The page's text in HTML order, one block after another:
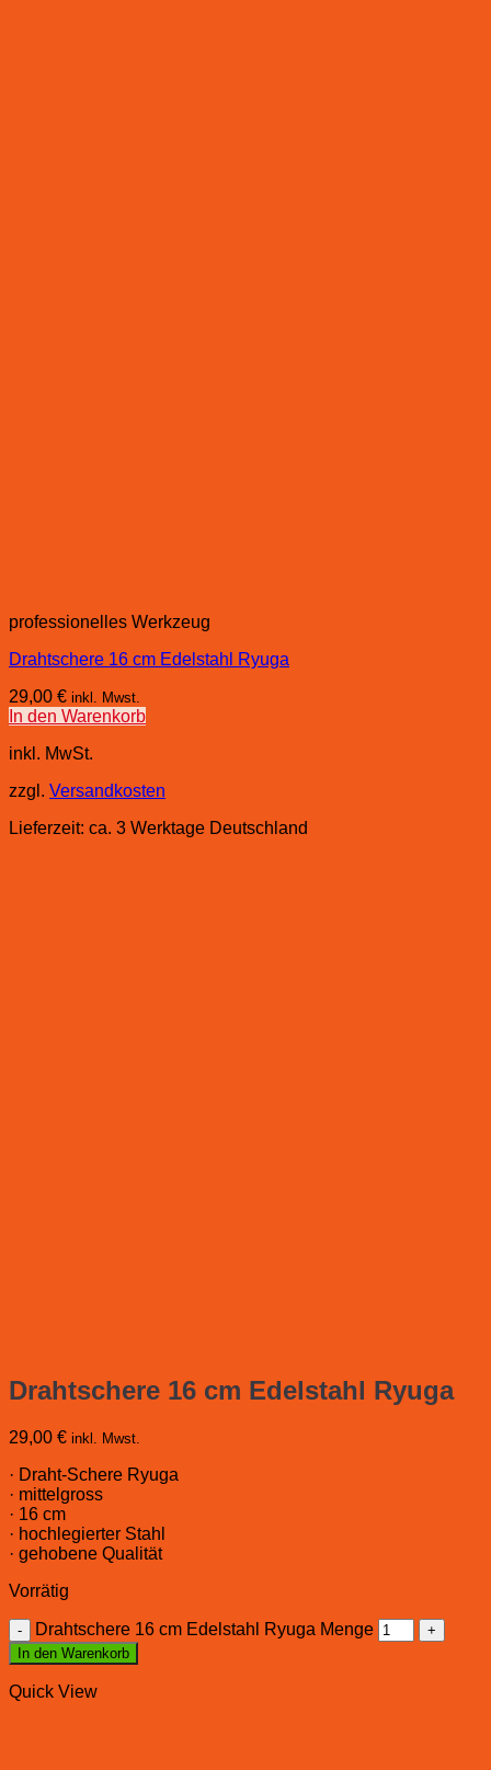
professionelles Werkzeug
Drahtschere 16 cm Edelstahl Ryuga
29,00 € inkl. Mwst.
In den Warenkorb
inkl. MwSt.
zzgl. Versandkosten
Lieferzeit: ca. 3 Werktage Deutschland
Drahtschere 16 cm Edelstahl Ryuga
29,00 € inkl. Mwst.
· Draht-Schere Ryuga
· mittelgross
· 16 cm
· hochlegierter Stahl
· gehobene Qualität
Vorrätig
Drahtschere 16 cm Edelstahl Ryuga Menge
In den Warenkorb
Quick View